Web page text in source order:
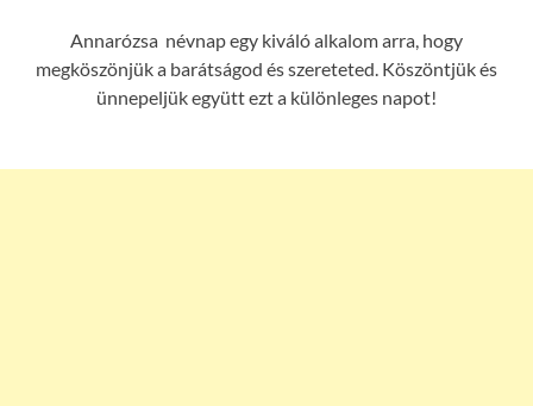
Annarózsa névnap egy kiváló alkalom arra, hogy
megköszönjük a barátságod és szereteted. Köszöntjük és
ünnepeljük együtt ezt a különleges napot!